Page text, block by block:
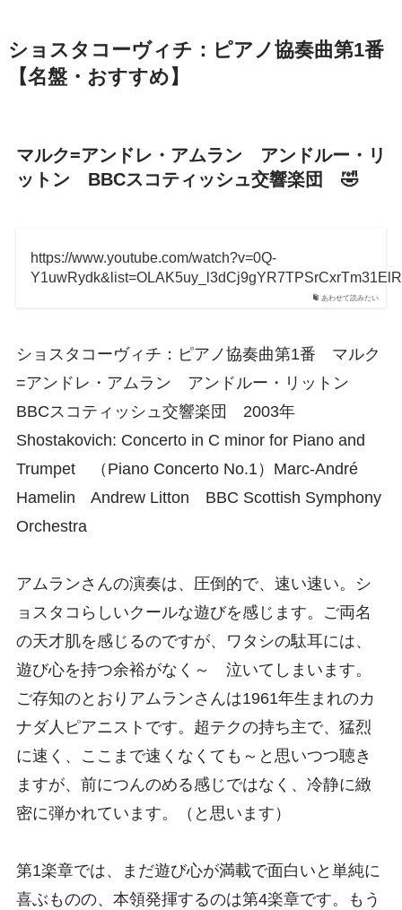
ショスタコーヴィチ：ピアノ協奏曲第1番
【名盤・おすすめ】
マルク=アンドレ・アムラン アンドルー・リ
ットン BBCスコティッシュ交響楽団 🤣
あわせて読みたい
https://www.youtube.com/watch?v=0Q-
ショスタコーヴィチ：ピアノ協奏曲第1番 マルク
=アンドレ・アムラン アンドルー・リットン
BBCスコティッシュ交響楽団 2003年
Shostakovich: Concerto in C minor for Piano and
Trumpet （Piano Concerto No.1）Marc-André
Hamelin Andrew Litton BBC Scottish Symphony
Orchestra
アムランさんの演奏は、圧倒的で、速い速い。シ
ョスタコらしいクールな遊びを感じます。ご両名
の天才肌を感じるのですが、ワタシの駄耳には、
遊び心を持つ余裕がなく～ 泣いてしまいます。
ご存知のとおりアムランさんは1961年生まれのカ
ナダ人ピアニストです。超テクの持ち主で、猛烈
に速く、ここまで速くなくても～と思いつつ聴き
ますが、前につんのめる感じではなく、冷静に緻
密に弾かれています。（と思います）
第1楽章では、まだ遊び心が満載で面白いと単純に
喜ぶものの、本領発揮するのは第4楽章です。もう